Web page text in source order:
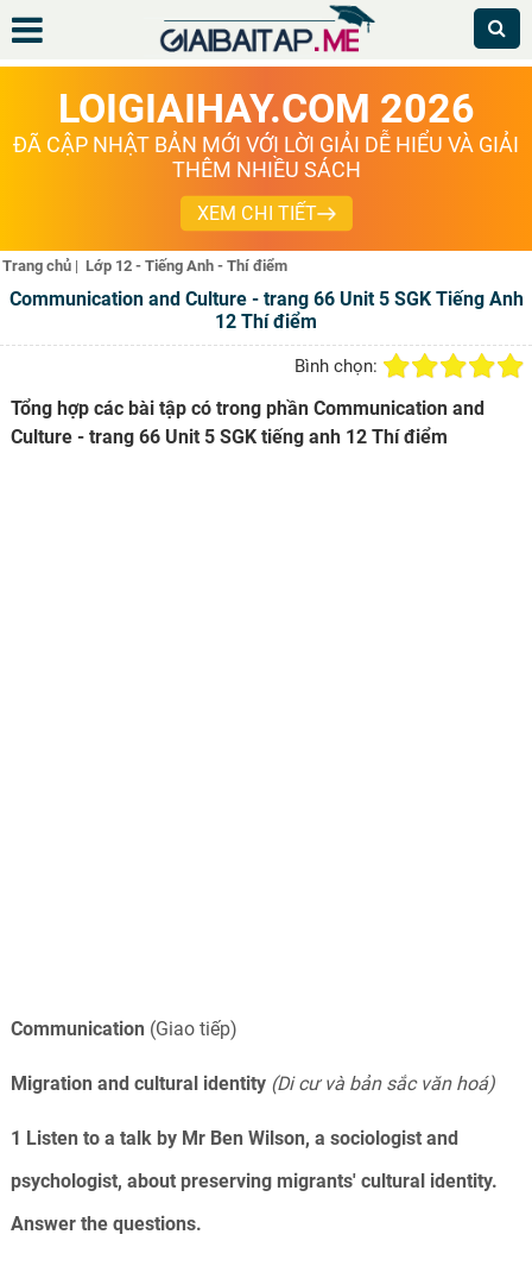
LOIGIAIHAY.COM 2026
ĐÃ CẬP NHẬT BẢN MỚI VỚI LỜI GIẢI DỄ HIỂU VÀ GIẢI
THÊM NHIỀU SÁCH
XEM CHI TIẾT
Trang chủ | Lớp 12 - Tiếng Anh - Thí điểm
Communication and Culture - trang 66 Unit 5 SGK Tiếng Anh
12 Thí điểm
Bình chọn:
Tổng hợp các bài tập có trong phần Communication and
Culture - trang 66 Unit 5 SGK tiếng anh 12 Thí điểm
Communication (Giao tiếp)
Migration and cultural identity (Di cư và bản sắc văn hoá)
1 Listen to a talk by Mr Ben Wilson, a sociologist and
psychologist, about preserving migrants' cultural identity.
Answer the questions.